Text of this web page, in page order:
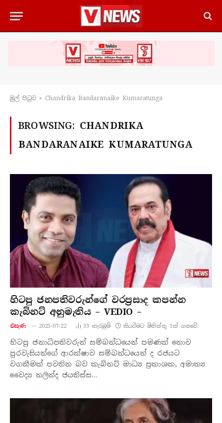
මුල් පිටු​ව » Chandrika Bandaranaike Kumaratunga
BROWSING: CHANDRIKA
BANDARANAIKE KUMARATUNGA
හිටපු ජනපතිවරුන්ගේ වරප්‍රසාද කපන්න
කැබිනට් අනුමැතිය – VEDIO –
එසැණ 2025-07-22 33 නැරඹු​ම් කියවීමට මිනිත්තු 1ක් ගතවේ.
හිටපු ජනාධිපතිවරුන් සම්බන්ධයෙන් පමණක් නොව
පුරවැසියන්ගේ ආරක්ෂාව සම්බන්ධයෙන් ද රජයට
වගකීමක් පවතින බව කැබිනට් මාධ්‍ය ප්‍රකාශක, අමාත්‍ය
වෛද්‍ය නලින්ද ජයතිස්ස…